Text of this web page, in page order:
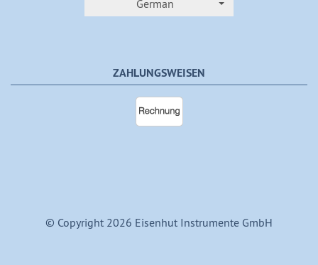
German
ZAHLUNGSWEISEN
© Copyright 2026 Eisenhut Instrumente GmbH